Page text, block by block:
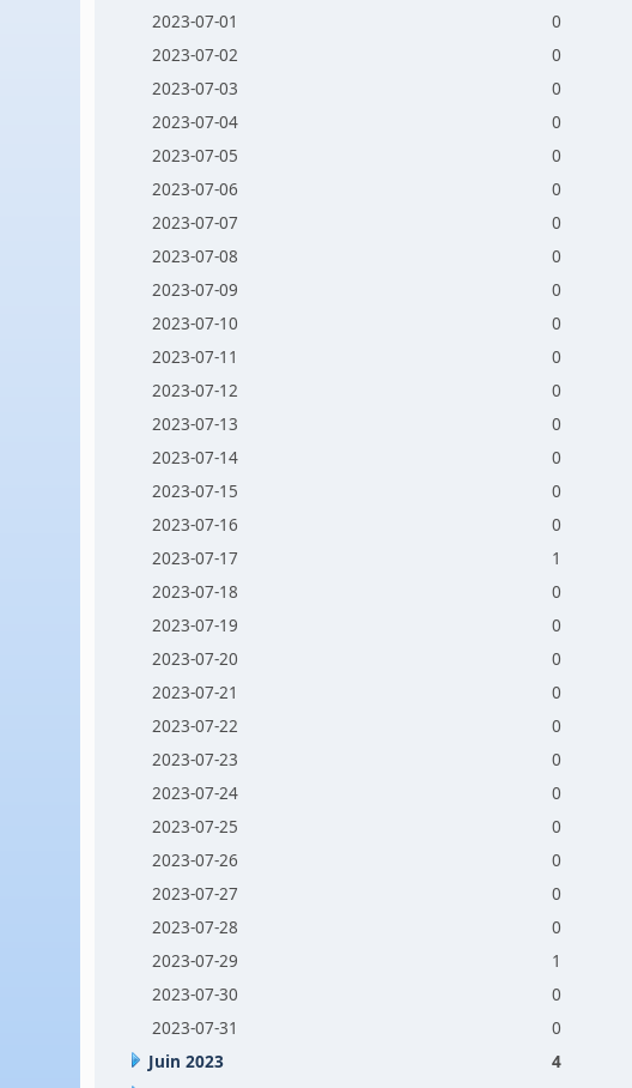
2023-07-01
0
2023-07-02
0
2023-07-03
0
2023-07-04
0
2023-07-05
0
2023-07-06
0
2023-07-07
0
2023-07-08
0
2023-07-09
0
2023-07-10
0
2023-07-11
0
2023-07-12
0
2023-07-13
0
2023-07-14
0
2023-07-15
0
2023-07-16
0
2023-07-17
1
2023-07-18
0
2023-07-19
0
2023-07-20
0
2023-07-21
0
2023-07-22
0
2023-07-23
0
2023-07-24
0
2023-07-25
0
2023-07-26
0
2023-07-27
0
2023-07-28
0
2023-07-29
1
2023-07-30
0
2023-07-31
0
Juin 2023
4